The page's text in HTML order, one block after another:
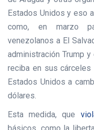
Estados Unidos y eso
como, en marzo
venezolanos a El
administración Trump
reciba en sus
Estados Unidos a
dólares.
Esta medida, que